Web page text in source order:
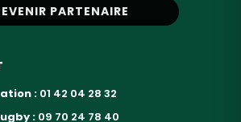
PARTENAIRE
: 01 42 04 28 32
: 09 70 24 78 40